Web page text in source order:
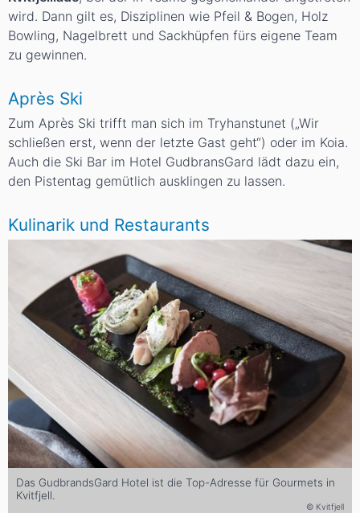
wird. Dann gilt es, Disziplinen wie Pfeil & Bogen, Holz
Bowling, Nagelbrett und Sackhüpfen fürs eigene Team
zu gewinnen.
Après Ski
Zum Après Ski trifft man sich im Tryhanstunet („Wir
schließen erst, wenn der letzte Gast geht“) oder im Koia.
Auch die Ski Bar im Hotel GudbransGard lädt dazu ein,
den Pistentag gemütlich ausklingen zu lassen.
Kulinarik und Restaurants
Das GudbrandsGard Hotel ist die Top-Adresse für Gourmets in
Kvitfjell.
© Kvitfjell